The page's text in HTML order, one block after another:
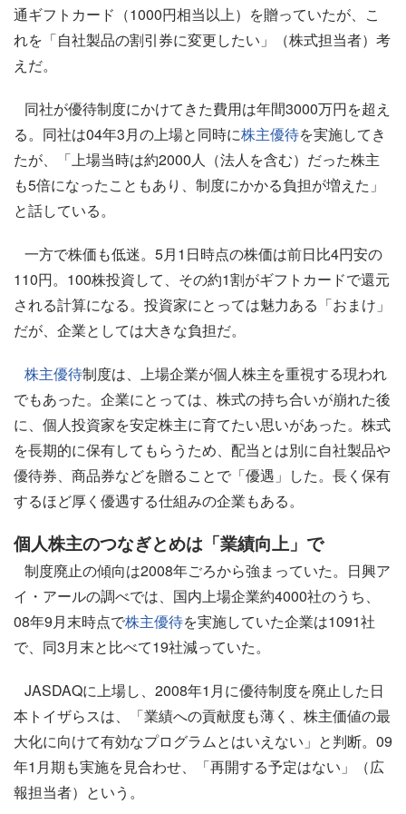
通ギフトカード（1000円相当以上）を贈っていたが、こ
れを「自社製品の割引券に変更したい」（株式担当者）考
えだ。
同社が優待制度にかけてきた費用は年間3000万円を超え
る。同社は04年3月の上場と同時に株主優待を実施してき
たが、「上場当時は約2000人（法人を含む）だった株主
も5倍になったこともあり、制度にかかる負担が増えた」
と話している。
一方で株価も低迷。5月1日時点の株価は前日比4円安の
110円。100株投資して、その約1割がギフトカードで還元
される計算になる。投資家にとっては魅力ある「おまけ」
だが、企業としては大きな負担だ。
株主優待制度は、上場企業が個人株主を重視する現われ
でもあった。企業にとっては、株式の持ち合いが崩れた後
に、個人投資家を安定株主に育てたい思いがあった。株式
を長期的に保有してもらうため、配当とは別に自社製品や
優待券、商品券などを贈ることで「優遇」した。長く保有
するほど厚く優遇する仕組みの企業もある。
個人株主のつなぎとめは「業績向上」で
制度廃止の傾向は2008年ごろから強まっていた。日興ア
イ・アールの調べでは、国内上場企業約4000社のうち、
08年9月末時点で株主優待を実施していた企業は1091社
で、同3月末と比べて19社減っていた。
JASDAQに上場し、2008年1月に優待制度を廃止した日
本トイザらスは、「業績への貢献度も薄く、株主価値の最
大化に向けて有効なプログラムとはいえない」と判断。09
年1月期も実施を見合わせ、「再開する予定はない」（広
報担当者）という。